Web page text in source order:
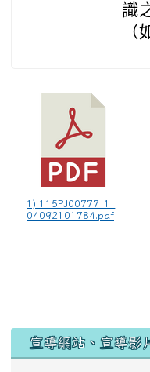
識
1) 115PJ00777_1_
04092101784.pdf
宣導網站、宣導影